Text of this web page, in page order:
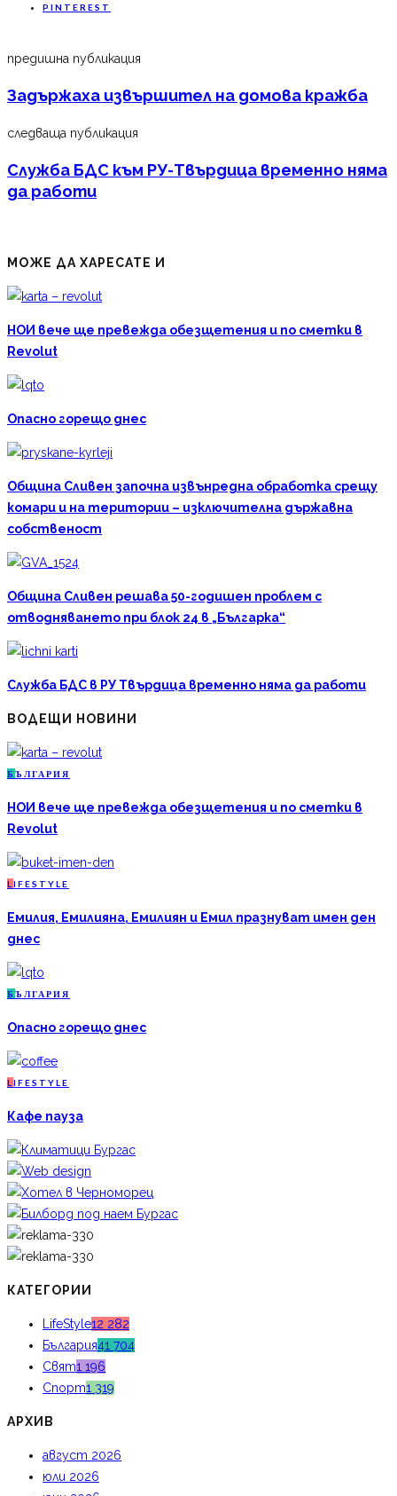
PINTEREST
предишна публикация
Задържаха извършител на домова кражба
следваща публикация
Служба БДС към РУ-Твърдица временно няма
да работи
МОЖЕ ДА ХАРЕСАТЕ И
НОИ вече ще превежда обезщетения и по сметки в
Revolut
Опасно горещо днес
Община Сливен започна извънредна обработка срещу
комари и на територии – изключителна държавна
собственост
Община Сливен решава 50-годишен проблем с
отводняването при блок 24 в „Българка“
Служба БДС в РУ Твърдица временно няма да работи
ВОДЕЩИ НОВИНИ
Б ЪЛГАРИЯ
НОИ вече ще превежда обезщетения и по сметки в
Revolut
L IFESTYLE
Емилия, Емилияна, Емилиян и Емил празнуват имен ден
днес
Б ЪЛГАРИЯ
Опасно горещо днес
L IFESTYLE
Кафе пауза
КАТЕГОРИИ
LifeStyle12 282
България41 704
Свят1 196
Спорт1 319
АРХИВ
август 2026
юли 2026